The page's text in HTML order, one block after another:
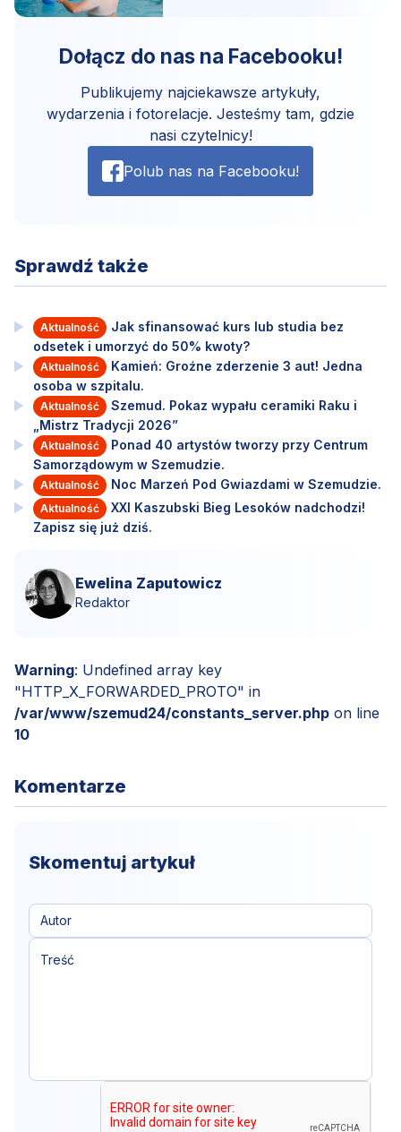
Dołącz do nas na Facebooku!
Publikujemy najciekawsze artykuły,
wydarzenia i fotorelacje. Jesteśmy tam, gdzie
nasi czytelnicy!
Polub nas na Facebooku!
Sprawdź także
Aktualność
Jak sfinansować kurs lub studia bez
odsetek i umorzyć do 50% kwoty?
Aktualność
Kamień: Groźne zderzenie 3 aut! Jedna
osoba w szpitalu.
Aktualność
Szemud. Pokaz wypału ceramiki Raku i
„Mistrz Tradycji 2026”
Aktualność
Ponad 40 artystów tworzy przy Centrum
Samorządowym w Szemudzie.
Aktualność Noc Marzeń Pod Gwiazdami w Szemudzie.
Aktualność
XXI Kaszubski Bieg Lesoków nadchodzi!
Zapisz się już dziś.
Ewelina Zaputowicz
Redaktor
Warning: Undefined array key
"HTTP_X_FORWARDED_PROTO" in
/var/www/szemud24/constants_server.php on line
10
Komentarze
Skomentuj artykuł